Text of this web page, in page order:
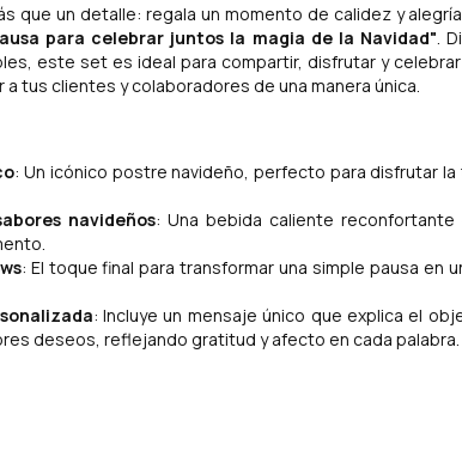
que un detalle: regala un momento de calidez y
para celebrar juntos la magia de la Navidad" .
este set es ideal para compartir, disfrutar y
tus clientes y colaboradores de una manera única.
: Un icónico postre navideño, perfecto para disfrutar la
navideños: Una bebida caliente reconfortante
: El toque final para transformar una simple pausa en
: Incluye un mensaje único que explica el
deseos, reflejando gratitud y afecto en cada palabra.